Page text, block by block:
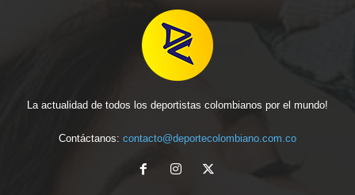
La actualidad de todos los deportistas colombianos por el mundo!
Contáctanos: contacto@deportecolombiano.com.co